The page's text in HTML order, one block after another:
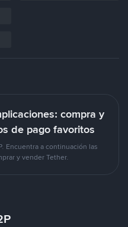
compra y
de pago favoritos
Encuentra a continuación las
y vender Tether.